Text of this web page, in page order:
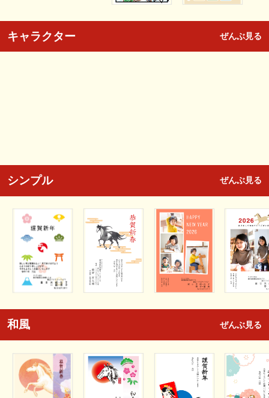
キャラクター ぜんぶ見る
シンプル ぜんぶ見る
和風 ぜんぶ見る